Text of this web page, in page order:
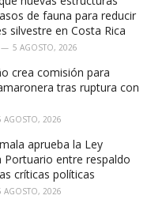
de fauna para reducir
silvestre en Costa Rica
5 AGOSTO, 2026
crea comisión para
tras ruptura con
AGOSTO, 2026
aprueba la Ley
Portuario entre respaldo
críticas políticas
AGOSTO, 2026